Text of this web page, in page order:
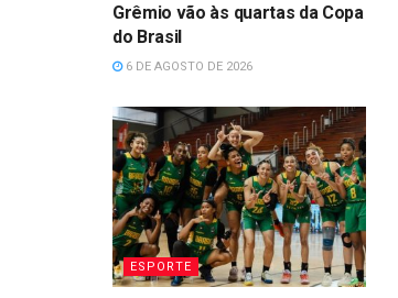
Grêmio vão às quartas da Copa
do Brasil
6 DE AGOSTO DE 2026
ESPORTE